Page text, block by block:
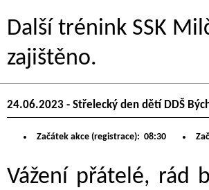
Další trénink SSK
zajištěno.
24.06.2023 - Střelecký den dětí DDŠ
Začátek akce (registrace): 08:30
Vážení přátelé, rád